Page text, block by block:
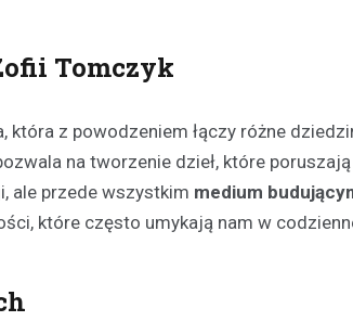
Tomczyk
z powodzeniem łączy różne
na tworzenie dzieł, które poruszają
ale przede wszystkim medium
które często umykają nam w
Festyny
Festyn